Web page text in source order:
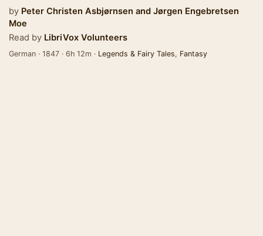
by Peter Christen Asbjørnsen and Jørgen Engebretsen
Moe
Read by LibriVox Volunteers
German · 1847 · 6h 12m · Legends & Fairy Tales, Fantasy